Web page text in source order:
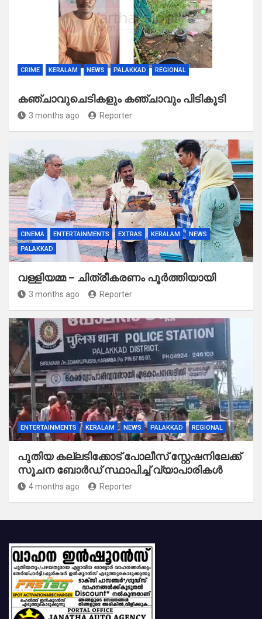
CRIME KERALAM NEWS PALAKKAD REGIONAL
കഞ്ചാവുചെടികളും കഞ്ചാവും പിടികൂടി
3 months ago Reporter
CINEMA ENTERTAINMENTS EXTRAS KERALAM
NEWS
PALAKKAD
വള്ളിയമ്മ – ചിത്രീകരണം പൂർത്തിയായി
3 months ago Reporter
ENTERTAINMENTS KERALAM NEWS PALAKKAD REGIONAL
പുതിയ കല്ലടിക്കോട് പോലീസ് സ്റ്റേഷനിലേക്ക്
സൂചന ബോർഡ് സ്ഥാപിച്ച് വ്യാപാരികൾ
4 months ago Reporter